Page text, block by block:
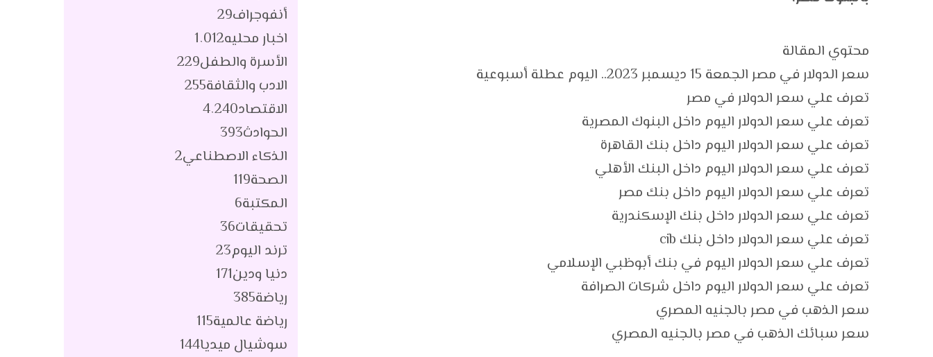
محتوي المقالة
سعر الدولار في مصر الجمعة 15 ديسمبر 2023.. اليوم عطلة أسبوعية
تعرف علي سعر الدولار في مصر
تعرف علي سعر الدولار اليوم داخل البنوك المصرية
تعرف علي سعر الدولار اليوم داخل بنك القاهرة
تعرف علي سعر الدولار اليوم داخل البنك الأهلي
تعرف علي سعر الدولار اليوم داخل بنك مصر
تعرف علي سعر الدولار داخل بنك الإسكندرية
تعرف علي سعر الدولار داخل بنك cib
تعرف علي سعر الدولار اليوم في بنك أبوظبي الإسلامي
تعرف علي سعر الدولار اليوم داخل شركات الصرافة
سعر الذهب في مصر بالجنيه المصري
سعر سبائك الذهب في مصر بالجنيه المصري
أنفوجراف29
اخبار محليه1٬012
الأسرة والطفل229
الادب والثقافة255
الاقتصاد4٬240
الحوادث393
الذكاء الاصطناعي2
الصحة119
المكتبة6
تحقيقات36
ترند اليوم23
دنيا ودين171
رياضة385
رياضة عالمية115
سوشيال ميديا144